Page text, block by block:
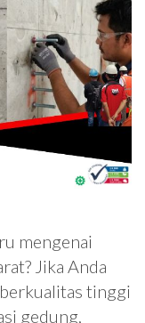
mengenai
Jika Anda
tinggi
gedung,